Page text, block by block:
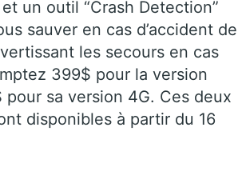
un outil “Crash Detection”
sauver en cas d’accident de
les secours en cas
399$ pour la version
sa version 4G. Ces deux
disponibles à partir du 16